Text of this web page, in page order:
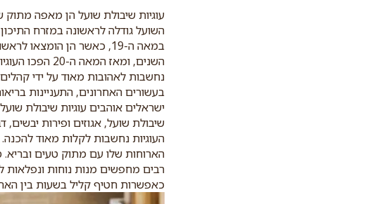
עוגיות שיבולת שועל הן מאפה
השועל גודלה לראשונה במזרח
במאה ה-19, כאשר הן
השנים, ומאז
נחשבות לאהובות מאוד על ידי
בעשורים האחרונים, התעניינות
ישראלים אוהבים עוגיות שיבולת
שיבולת שועל, אגוזים ופירות
העוגיות נחשבות לקלות מאוד
הארוחות שלו עם מתוק טעים
רבים מחפשים מנות נוחות ונפלאות
כאפשרות חטיף קליל בשעות בין